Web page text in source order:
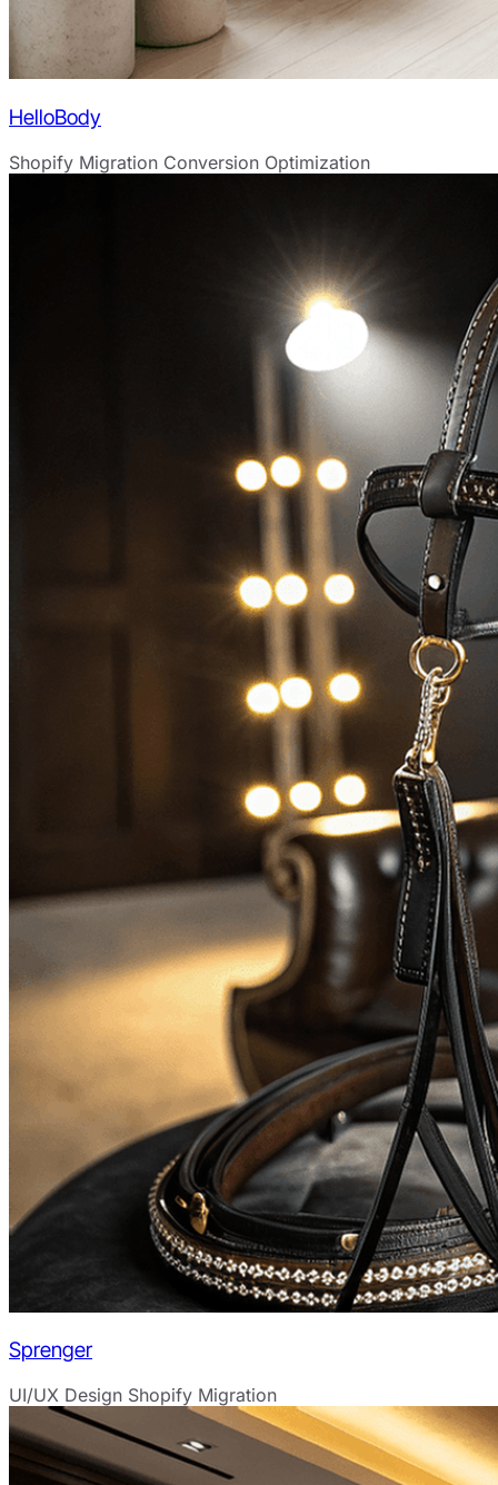
HelloBody
Shopify Migration Conversion Optimization
Sprenger
UI/UX Design Shopify Migration